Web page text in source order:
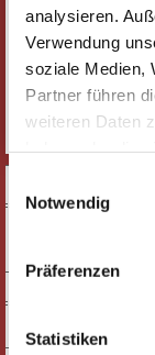
analysieren.
Verwendung
soziale Medien,
Partner führen
weiteren Daten
Notwendig
Präferenzen
Statistiken